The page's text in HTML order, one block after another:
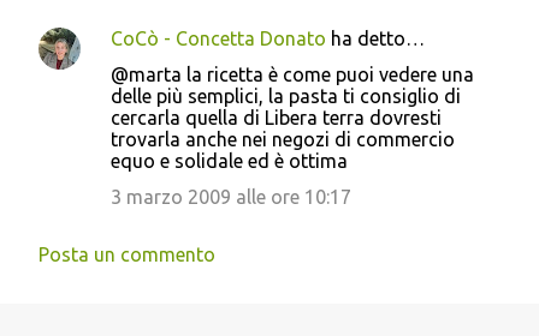
CoCò - Concetta Donato ha detto…
@marta la ricetta è come puoi vedere una
delle più semplici, la pasta ti consiglio di
cercarla quella di Libera terra dovresti
trovarla anche nei negozi di commercio
equo e solidale ed è ottima
3 marzo 2009 alle ore 10:17
Posta un commento